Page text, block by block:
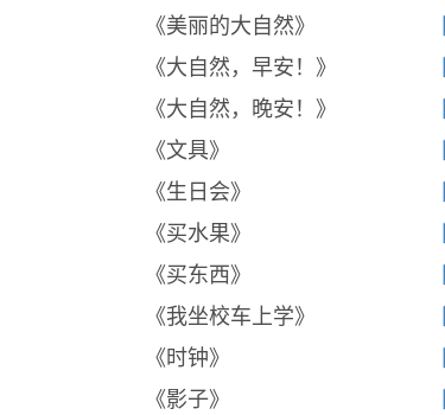
《美丽的大自然》
《大自然，早安！》
《大自然，晚安！》
《文具》
《生日会》
《买水果》
《买东西》
《我坐校车上学》
《时钟》
《影子》